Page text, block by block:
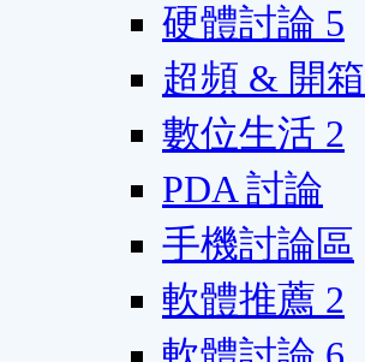
硬體討論 5
超頻 & 開箱
數位生活 2
PDA 討論
手機討論區
軟體推薦 2